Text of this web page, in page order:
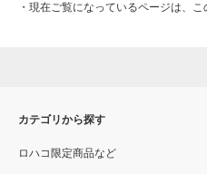
・ 現在ご覧になっているページは、
カテゴリから探す
ロハコ限定商品など